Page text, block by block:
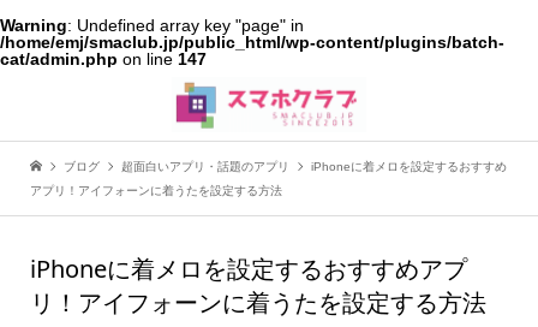
Warning: Undefined array key "page" in
/home/emj/smaclub.jp/public_html/wp-content/plugins/batch-
cat/admin.php on line 147
ブログ 超面白いアプリ・話題のアプリ
iPhoneに着メロを設定するおすすめ
アプリ！アイフォーンに着うたを設定する方法
iPhoneに着メロを設定するおすすめアプ
リ！アイフォーンに着うたを設定する方法